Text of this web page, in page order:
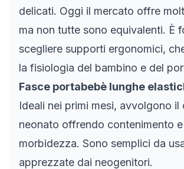
delicati. Oggi il mercato offre
ma non tutte sono equivalenti. È
scegliere supporti ergonomici,
la fisiologia del bambino e del
Fasce portabebè lunghe
Ideali nei primi mesi, avvolgono il
neonato offrendo contenimento e
morbidezza. Sono semplici da
apprezzate dai neogenitori.